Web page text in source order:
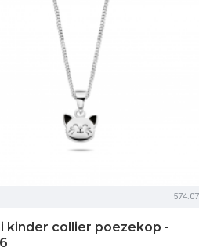
574.07
kinder collier poezekop -